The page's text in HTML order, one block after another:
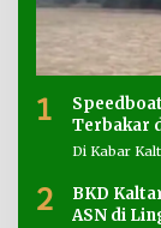
1
Terbakar
Di Kabar
2
BKD
ASN di